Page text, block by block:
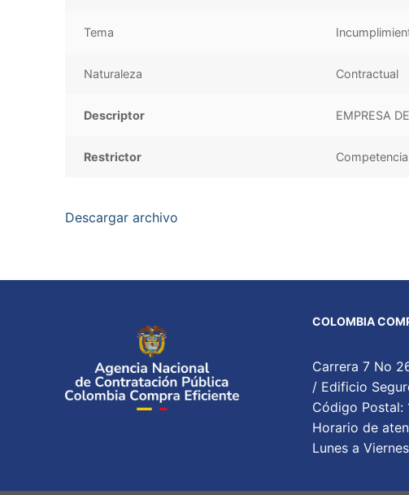
Tema
Naturaleza Contractual
Descriptor EMPRESA
Restrictor
Descargar archivo
COLOMBIA
Carrera 7 No
/ Edificio
Código Postal:
Horario de
Lunes a Viernes